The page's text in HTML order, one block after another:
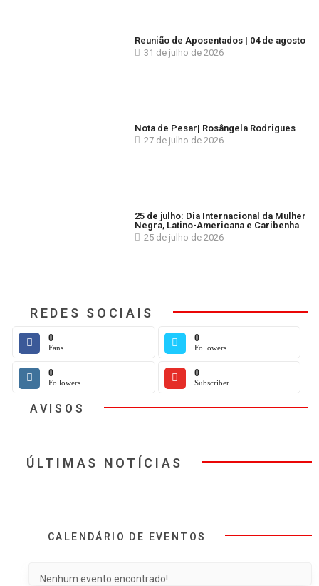
Reunião de Aposentados | 04 de agosto
31 de julho de 2026
Nota de Pesar| Rosângela Rodrigues
27 de julho de 2026
25 de julho: Dia Internacional da Mulher
Negra, Latino-Americana e Caribenha
25 de julho de 2026
REDES SOCIAIS
0
Fans
0
Followers
0
Followers
0
Subscriber
AVISOS
ÚLTIMAS NOTÍCIAS
CALENDÁRIO DE EVENTOS
Nenhum evento encontrado!